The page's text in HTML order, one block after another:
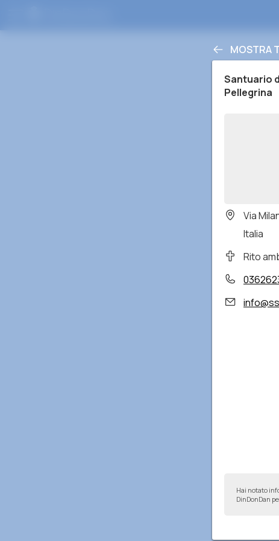
MOSTRA
Santuario
Pellegrina
Via
Italia
Rito
Hai notato
DinDonDan